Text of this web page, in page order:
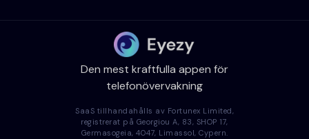
Den mest kraftfulla appen för
telefonövervakning
SaaS tillhandahålls av Fortunex Limited,
registrerat på Georgiou A, 83, SHOP 17,
Germasogeia, 4047, Limassol, Cypern.